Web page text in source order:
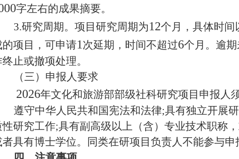
字左右的成果摘要。
3.研究周期。项目研究周期为12个月，具体时间
的项目，可申请1 次延期，时间不超过6个月。逾
止或撤项处理。
（三）申报人要求
2026年文化和旅游部部级社科研究项目申报人
遵守中华人民共和国宪法和法律;具有独立开展
性研究工作;具有副高级以上（含）专业技术职称
者具有博士学位。同类在研项目负责人不能参与申